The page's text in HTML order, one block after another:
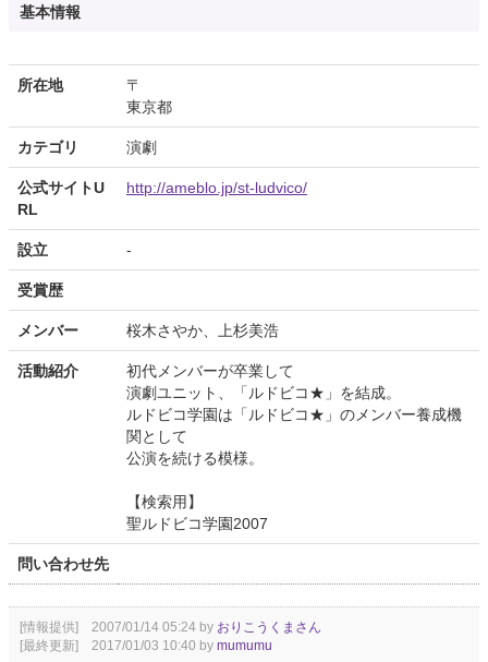
基本情報
所在地
〒
東京都
カテゴリ 演劇
公式サイトU
RL
http://ameblo.jp/st-ludvico/
設立 -
受賞歴
メンバー 桜木さやか、上杉美浩
活動紹介
初代メンバーが卒業して
演劇ユニット、「ルドビコ★」を結成。
ルドビコ学園は「ルドビコ★」のメンバー養成機
関として
公演を続ける模様。
【検索用】
聖ルドビコ学園2007
問い合わせ先
[情報提供] 2007/01/14 05:24 by おりこうくまさん
[最終更新] 2017/01/03 10:40 by mumumu